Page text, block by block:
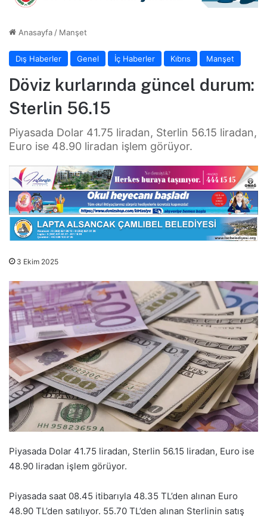
Anasayfa / Manşet
Dış Haberler Genel İç Haberler Kıbrıs Manşet
Döviz kurlarında güncel durum:
Sterlin 56.15
Piyasada Dolar 41.75 liradan, Sterlin 56.15 liradan,
Euro ise 48.90 liradan işlem görüyor.
3 Ekim 2025
Piyasada Dolar 41.75 liradan, Sterlin 56.15 liradan, Euro ise
48.90 liradan işlem görüyor.
Piyasada saat 08.45 itibarıyla 48.35 TL’den alınan Euro
48.90 TL’den satılıyor. 55.70 TL’den alınan Sterlinin satış